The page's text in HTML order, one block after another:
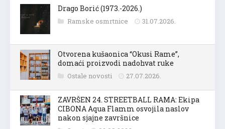
Drago Borić (1973.-2026.)
Ramske osmrtnice 31.07.2026.
Otvorena kušaonica “Okusi Rame”,
domaći proizvodi nadohvat ruke
Ostale novosti 27.07.2026.
ZAVRŠEN 24. STREETBALL RAMA: Ekipa
CIBONA Aqua Flamm osvojila naslov
nakon sjajne završnice